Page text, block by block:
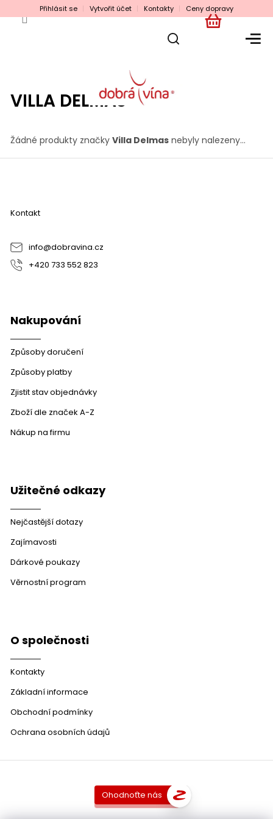
na
Přihlásit se Vytvořit účet Kontakty Ceny dopravy
NÁKUPNÍ
VILLA DELMAS
Žádné produkty značky Villa Delmas nebyly nalezeny...
Z
Kontakt
info@dobravina.cz
+420 733 552 823
Nakupování
Způsoby doručení
Způsoby platby
Zjistit stav objednávky
Zboží dle značek A-Z
Nákup na firmu
Užitečné odkazy
Nejčastější dotazy
Zajímavosti
Dárkové poukazy
Věrnostní program
O společnosti
Kontakty
Základní informace
Obchodní podmínky
Ochrana osobních údajů
Ohodnoťte nás